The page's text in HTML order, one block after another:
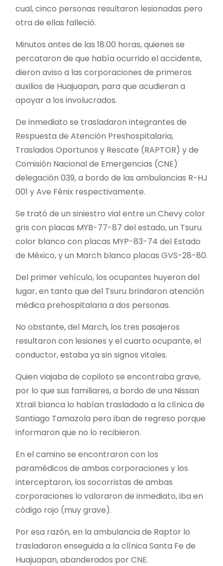
cual, cinco personas resultaron lesionadas pero
otra de ellas falleció.
Minutos antes de las 18:00 horas, quienes se
percataron de que había ocurrido el accidente,
dieron aviso a las corporaciones de primeros
auxilios de Huajuapan, para que acudieran a
apoyar a los involucrados.
De inmediato se trasladaron integrantes de
Respuesta de Atención Preshospitalaria,
Traslados Oportunos y Rescate (RAPTOR) y de
Comisión Nacional de Emergencias (CNE)
delegación 039, a bordo de las ambulancias R-HJ
001 y Ave Fénix respectivamente.
Se trató de un siniestro vial entre un Chevy color
gris con placas MYB-77-87 del estado, un Tsuru
color blanco con placas MYP-83-74 del Estado
de México, y un March blanco placas GVS-28-80.
Del primer vehículo, los ocupantes huyeron del
lugar, en tanto que del Tsuru brindaron atención
médica prehospitalaria a dos personas.
No obstante, del March, los tres pasajeros
resultaron con lesiones y el cuarto ocupante, el
conductor, estaba ya sin signos vitales.
Quien viajaba de copiloto se encontraba grave,
por lo que sus familiares, a bordo de una Nissan
Xtrail blanca lo habían trasladado a la clínica de
Santiago Tamazola pero iban de regreso porque
informaron que no lo recibieron.
En el camino se encontraron con los
paramédicos de ambas corporaciones y los
interceptaron, los socorristas de ambas
corporaciones lo valoraron de inmediato, iba en
código rojo (muy grave).
Por esa razón, en la ambulancia de Raptor lo
trasladaron enseguida a la clínica Santa Fe de
Huajuapan, abanderados por CNE.